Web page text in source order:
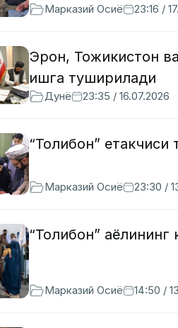
Марказий Осиё 23:16 /
Эрон, Тожикистон
ишга туширилади
Дунё 23:35 / 16.07.2026
“Толибон”
Марказий Осиё 23:30 /
“Толибон”
Марказий Осиё 14:50 /